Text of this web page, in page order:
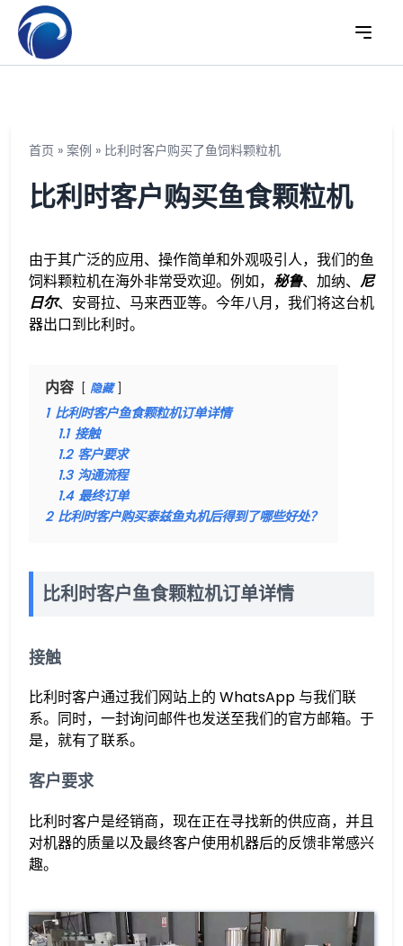
首页 » 案例 » 比利时客户购买了鱼饲料颗粒机
比利时客户购买鱼食颗粒机
由于其广泛的应用、操作简单和外观吸引人，我们的鱼
饲料颗粒机在海外非常受欢迎。例如， 秘鲁、加纳、 尼
日尔、安哥拉、马来西亚等。今年八月，我们将这台机
器出口到比利时。
内容 隐藏
1 比利时客户鱼食颗粒机订单详情
1.1 接触
1.2 客户要求
1.3 沟通流程
1.4 最终订单
2 比利时客户购买泰兹鱼丸机后得到了哪些好处？
比利时客户鱼食颗粒机订单详情
接触
比利时客户通过我们网站上的 WhatsApp 与我们联
系。同时，一封询问邮件也发送至我们的官方邮箱。于
是，就有了联系。
客户要求
比利时客户是经销商，现在正在寻找新的供应商，并且
对机器的质量以及最终客户使用机器后的反馈非常感兴
趣。